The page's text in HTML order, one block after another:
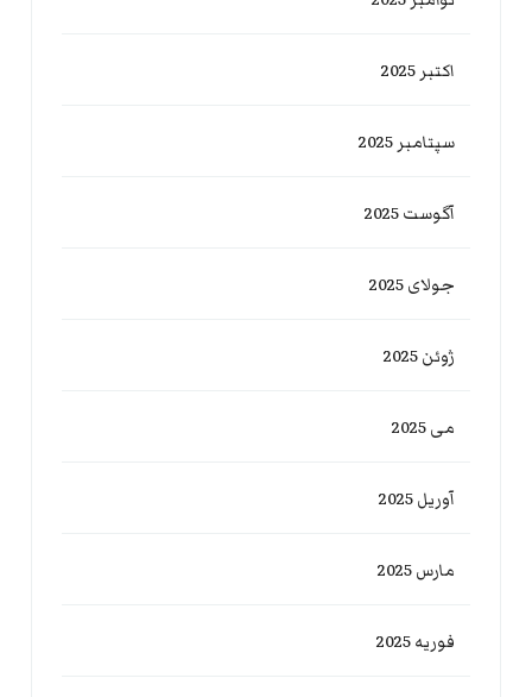
اکتبر 2025
سپتامبر 2025
آگوست 2025
جولای 2025
ژوئن 2025
می 2025
آوریل 2025
مارس 2025
فوریه 2025